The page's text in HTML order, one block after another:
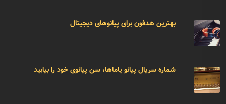
بهترین هدفون برای پیانوهای دیجیتال
شماره سریال پیانو یاماها، سن پیانوی خود را بیابید